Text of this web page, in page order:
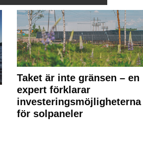
Taket är inte gränsen – en
expert förklarar
investeringsmöjligheterna
för solpaneler